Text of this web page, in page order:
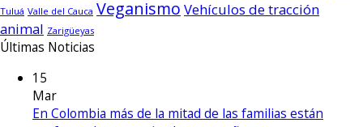
Tuluá Valle del Cauca Veganismo Vehículos de tracción
animal Zarigüeyas
Últimas Noticias
15
Mar
En Colombia más de la mitad de las familias están